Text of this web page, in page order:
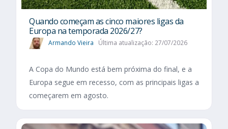
Quando começam as cinco maiores ligas da
Europa na temporada 2026/27?
Armando Vieira Última atualização: 27/07/2026
A Copa do Mundo está bem próxima do final, e a
Europa segue em recesso, com as principais ligas a
começarem em agosto.